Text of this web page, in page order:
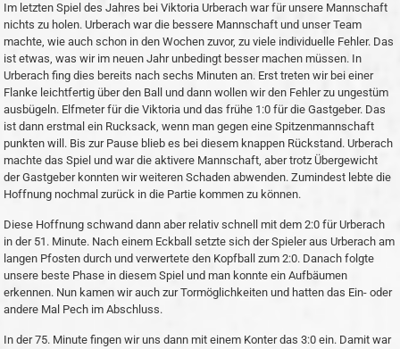
Im letzten Spiel des Jahres bei Viktoria Urberach war für unsere Mannschaft
nichts zu holen. Urberach war die bessere Mannschaft und unser Team
machte, wie auch schon in den Wochen zuvor, zu viele individuelle Fehler. Das
ist etwas, was wir im neuen Jahr unbedingt besser machen müssen. In
Urberach fing dies bereits nach sechs Minuten an. Erst treten wir bei einer
Flanke leichtfertig über den Ball und dann wollen wir den Fehler zu ungestüm
ausbügeln. Elfmeter für die Viktoria und das frühe 1:0 für die Gastgeber. Das
ist dann erstmal ein Rucksack, wenn man gegen eine Spitzenmannschaft
punkten will. Bis zur Pause blieb es bei diesem knappen Rückstand. Urberach
machte das Spiel und war die aktivere Mannschaft, aber trotz Übergewicht
der Gastgeber konnten wir weiteren Schaden abwenden. Zumindest lebte die
Hoffnung nochmal zurück in die Partie kommen zu können.
Diese Hoffnung schwand dann aber relativ schnell mit dem 2:0 für Urberach
in der 51. Minute. Nach einem Eckball setzte sich der Spieler aus Urberach am
langen Pfosten durch und verwertete den Kopfball zum 2:0. Danach folgte
unsere beste Phase in diesem Spiel und man konnte ein Aufbäumen
erkennen. Nun kamen wir auch zur Tormöglichkeiten und hatten das Ein- oder
andere Mal Pech im Abschluss.
In der 75. Minute fingen wir uns dann mit einem Konter das 3:0 ein. Damit war